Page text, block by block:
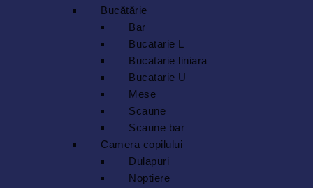
Bucătărie
Bar
Bucatarie L
Bucatarie liniara
Bucatarie U
Mese
Scaune
Scaune bar
Camera copilului
Dulapuri
Noptiere